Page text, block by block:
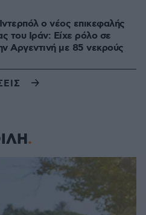
ο νέος επικεφαλής
του Ιράν: Είχε ρόλο σε
Αργεντινή με 85 νεκρούς